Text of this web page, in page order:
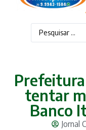
tentar
Banco
Jornal